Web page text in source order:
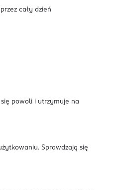
cały dzień
powoli i utrzymuje na
Sprawdzają się